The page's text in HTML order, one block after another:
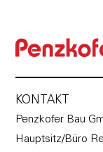
KONTAKT
Penzkofer Bau
Hauptsitz/Büro